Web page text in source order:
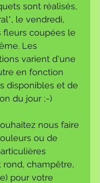
sont réalisés,
le vendredi,
fleurs coupées le
Les
varient d'une
en fonction
disponibles et de
du jour ;-)
nous faire
ou de
rond, champêtre,
pour votre